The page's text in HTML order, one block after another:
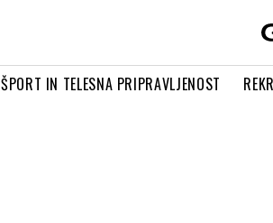
ŠPORT IN TELESNA PRIPRAVLJENOST